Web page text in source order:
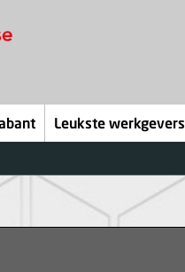
Leukste werkgevers